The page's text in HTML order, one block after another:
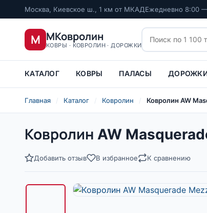
Москва, Киевское ш., 1 км от МКАДЕжедневно 8:00
М МКовролин
КОВРЫ · КОВРОЛИН · ДОРОЖКИ
КАТАЛОГ КОВРЫ ПАЛАСЫ
Главная / Каталог / Ковролин / Ковролин AW
Ковролин AW
Добавить отзыв В избранное К сравнению